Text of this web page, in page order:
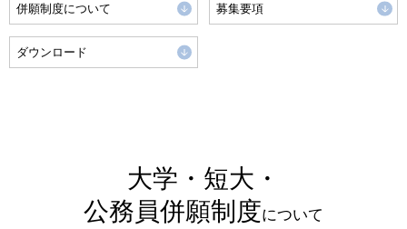
併願制度について 募集要項
ダウンロード
大学・短大・
公務員併願制度について